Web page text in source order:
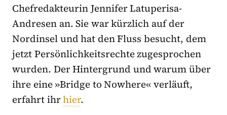
Chefredakteurin Jennifer Latuperisa-
Andresen an. Sie war kürzlich auf der
Nordinsel und hat den Fluss besucht, dem
jetzt Persönlichkeitsrechte zugesprochen
wurden. Der Hintergrund und warum über
ihre eine »Bridge to Nowhere« verläuft,
erfahrt ihrhier.